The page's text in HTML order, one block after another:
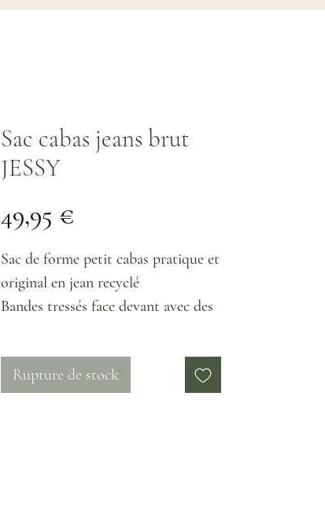
Sac cabas jeans brut
JESSY
49,95 €
Sac de forme petit cabas pratique et
original en jean recyclé
Bandes tressés face devant avec des
sac entièrement doublé
Rupture de stock